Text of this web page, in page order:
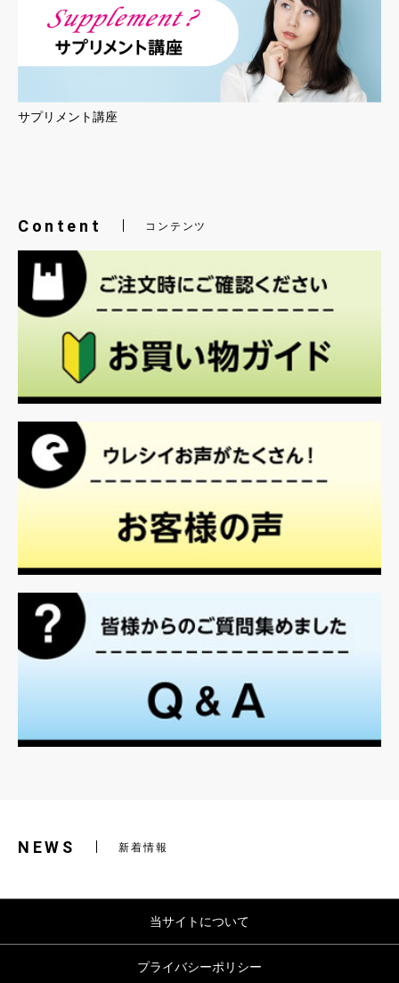
サプリメント講座
Content コンテンツ
NEWS 新着情報
当サイトについて
プライバシーポリシー